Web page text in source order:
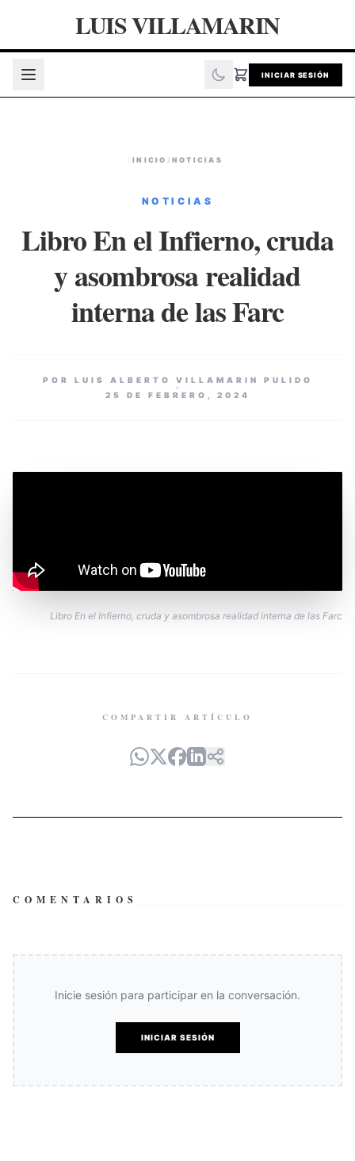
LUIS VILLAMARIN
INICIAR SESIÓN
INICIO / NOTICIAS
NOTICIAS
Libro En el Infierno, cruda
y asombrosa realidad
interna de las Farc
POR LUIS ALBERTO VILLAMARIN PULIDO
25 DE FEBRERO, 2024
Libro En el Infierno, cruda y asombrosa realidad interna de las Farc
COMPARTIR ARTÍCULO
COMENTARIOS
Inicie sesión para participar en la conversación.
INICIAR SESIÓN